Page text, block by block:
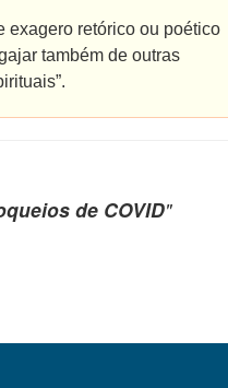
exagero retórico ou poético
também de outras
de COVID"